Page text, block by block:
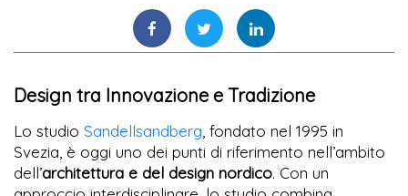
Design tra Innovazione e Tradizione
Lo studio Sandellsandberg , fondato nel 1995 in
Svezia, è oggi uno dei punti di riferimento nell’ambito
dell’architettura e del design nordico. Con un